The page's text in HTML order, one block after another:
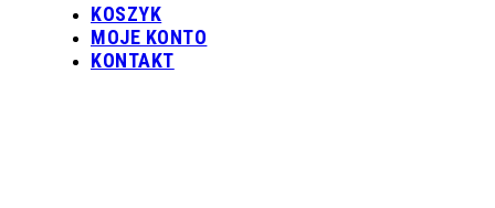
KOSZYK
MOJE KONTO
KONTAKT